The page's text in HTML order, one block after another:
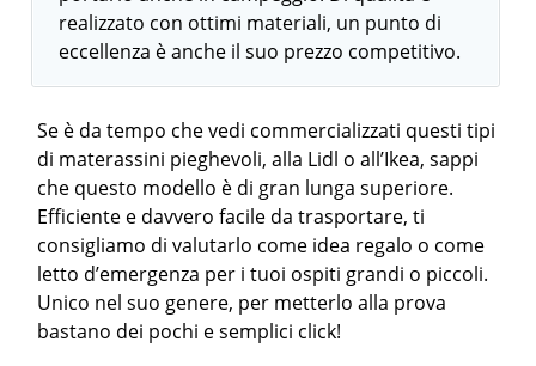
realizzato con ottimi materiali, un punto di
eccellenza è anche il suo prezzo competitivo.
Se è da tempo che vedi commercializzati questi tipi
di materassini pieghevoli, alla Lidl o all’Ikea, sappi
che questo modello è di gran lunga superiore.
Efficiente e davvero facile da trasportare, ti
consigliamo di valutarlo come idea regalo o come
letto d’emergenza per i tuoi ospiti grandi o piccoli.
Unico nel suo genere, per metterlo alla prova
bastano dei pochi e semplici click!